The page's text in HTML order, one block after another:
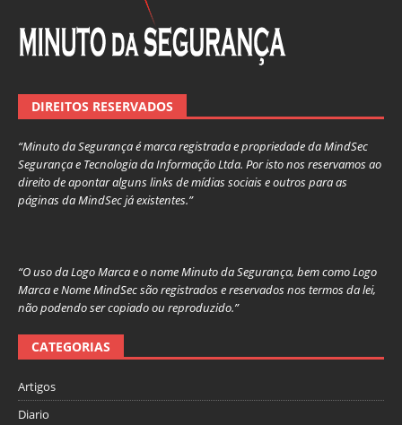
DIREITOS RESERVADOS
“Minuto da Segurança é marca registrada e propriedade da MindSec
Segurança e Tecnologia da Informação Ltda. Por isto nos reservamos ao
direito de apontar alguns links de mídias sociais e outros para as
páginas da MindSec já existentes.”
“O uso da Logo Marca e o nome Minuto da Segurança, bem como Logo
Marca e Nome MindSec são registrados e reservados nos termos da lei,
não podendo ser copiado ou reproduzido.”
CATEGORIAS
Artigos
Diario